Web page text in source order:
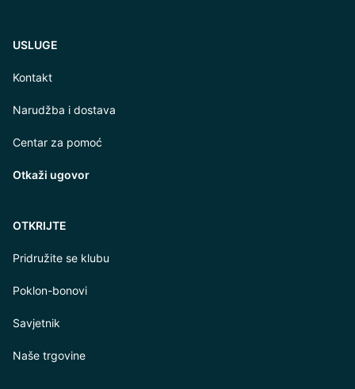
USLUGE
Kontakt
Narudžba i dostava
Centar za pomoć
Otkaži ugovor
OTKRIJTE
Pridružite se klubu
Poklon-bonovi
Savjetnik
Naše trgovine